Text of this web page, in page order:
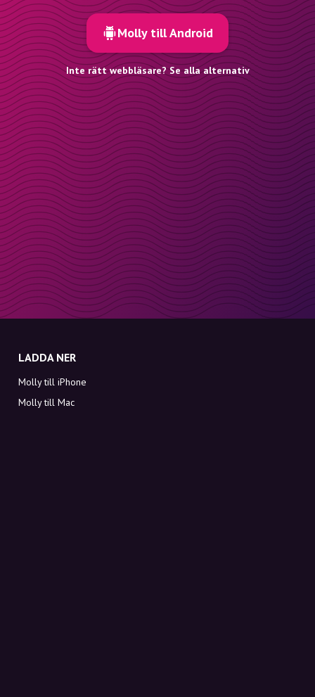
Molly till Android
Inte rätt webbläsare? Se alla alternativ
LADDA NER
Molly till iPhone
Molly till Mac